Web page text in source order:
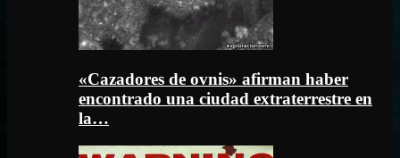
«Cazadores de ovnis» afirman haber
encontrado una ciudad extraterrestre en
la…